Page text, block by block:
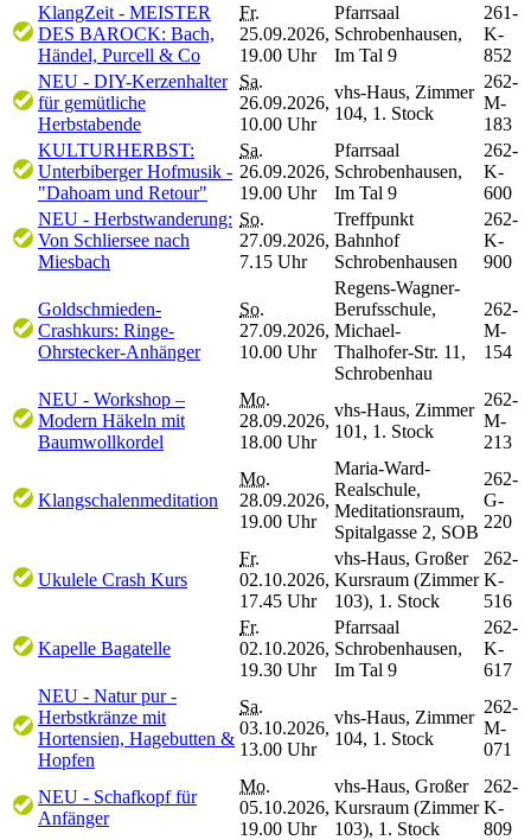
KlangZeit - MEISTER
DES BAROCK: Bach,
Händel, Purcell & Co
Fr.
25.09.2026,
19.00 Uhr
Pfarrsaal
Schrobenhausen,
Im Tal 9
261-
K-
852
NEU - DIY-Kerzenhalter
für gemütliche
Herbstabende
Sa.
26.09.2026,
10.00 Uhr
vhs-Haus, Zimmer
104, 1. Stock
262-
M-
183
KULTURHERBST:
Unterbiberger Hofmusik -
"Dahoam und Retour"
Sa.
26.09.2026,
19.00 Uhr
Pfarrsaal
Schrobenhausen,
Im Tal 9
262-
K-
600
NEU - Herbstwanderung:
Von Schliersee nach
Miesbach
So.
27.09.2026,
7.15 Uhr
Treffpunkt
Bahnhof
Schrobenhausen
262-
K-
900
Goldschmieden-
Crashkurs: Ringe-
Ohrstecker-Anhänger
So.
27.09.2026,
10.00 Uhr
Regens-Wagner-
Berufsschule,
Michael-
Thalhofer-Str. 11,
Schrobenhau
262-
M-
154
NEU - Workshop –
Modern Häkeln mit
Baumwollkordel
Mo.
28.09.2026,
18.00 Uhr
vhs-Haus, Zimmer
101, 1. Stock
262-
M-
213
Klangschalenmeditation
Mo.
28.09.2026,
19.00 Uhr
Maria-Ward-
Realschule,
Meditationsraum,
Spitalgasse 2, SOB
262-
G-
220
Ukulele Crash Kurs
Fr.
02.10.2026,
17.45 Uhr
vhs-Haus, Großer
Kursraum (Zimmer
103), 1. Stock
262-
K-
516
Kapelle Bagatelle
Fr.
02.10.2026,
19.30 Uhr
Pfarrsaal
Schrobenhausen,
Im Tal 9
262-
K-
617
NEU - Natur pur -
Herbstkränze mit
Hortensien, Hagebutten &
Hopfen
Sa.
03.10.2026,
13.00 Uhr
vhs-Haus, Zimmer
104, 1. Stock
262-
M-
071
NEU - Schafkopf für
Anfänger
Mo.
05.10.2026,
19.00 Uhr
vhs-Haus, Großer
Kursraum (Zimmer
103), 1. Stock
262-
K-
809